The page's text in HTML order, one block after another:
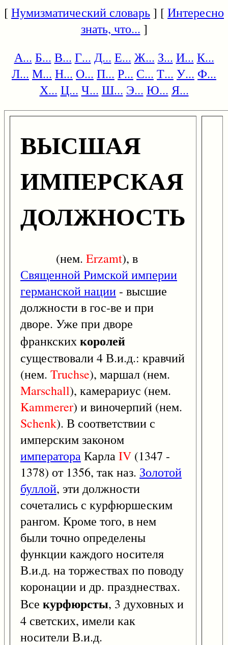
[Нумизматический словарь] [Интересно
знать, что... ]
А... Б... В... Г... Д... Е... Ж... З... И... К...
Л... М... Н... О... П... Р... С... Т... У... Ф...
Х... Ц... Ч... Ш... Э... Ю... Я...
ВЫСШАЯ
ИМПЕРСКАЯ
ДОЛЖНОСТЬ
(нем. Erzamt), в
Священной Римской империи
германской нации - высшие
должности в гос-ве и при
дворе. Уже при дворе
франкскихкоролей
существовали 4 В.и.д.: кравчий
(нем. Truchse), маршал (нем.
Marschall), камерариус (нем.
Kammerer) и виночерпий (нем.
Schenk). В соответствии с
имперским законом
императораКарлаIV (1347 -
1378) от 1356, так наз. Золотой
буллой, эти должности
сочетались с курфюршеским
рангом. Кроме того, в нем
были точно определены
функции каждого носителя
В.и.д. на торжествах по поводу
коронации и др. празднествах.
Все курфюрсты, 3 духовных и
4 светских, имели как
носители В.и.д.